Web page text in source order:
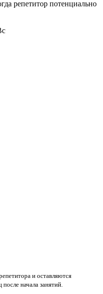
репетитор потенциально
и оставляются
начала занятий.